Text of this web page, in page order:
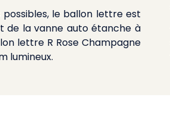
le ballon lettre est
de la vanne auto étanche à
lettre R Rose Champagne
lumineux.